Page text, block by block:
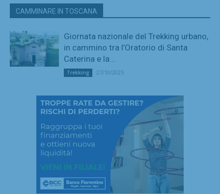
CAMMINARE IN TOSCANA
Giornata nazionale del Trekking urbano,
in cammino tra l’Oratorio di Santa
Caterina e la...
Trekking 27/10/2025